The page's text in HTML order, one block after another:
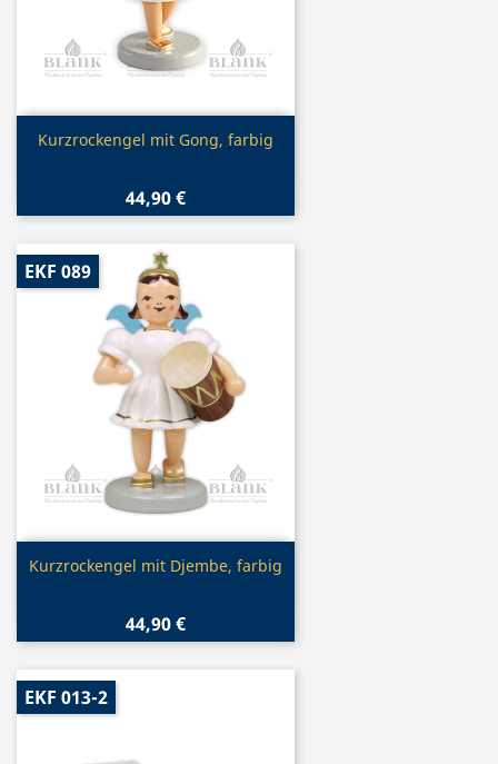
Vorschau
Kurzrockengel mit Gong, farbig
44,90 €
Vorschau
Kurzrockengel mit Djembe, farbig
44,90 €
EKF 089
EKF 013-2